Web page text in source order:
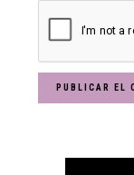
Primary